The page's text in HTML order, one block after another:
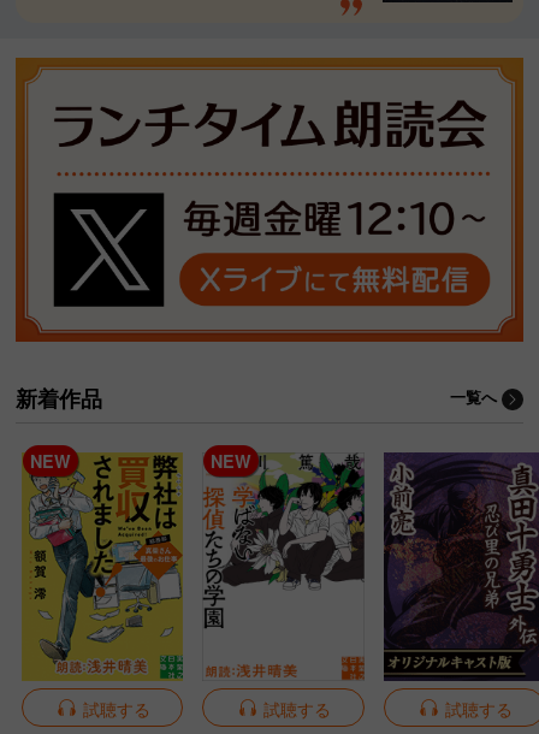
新着作品 一覧へ
NEW
試聴する
NEW
試聴する 試聴する